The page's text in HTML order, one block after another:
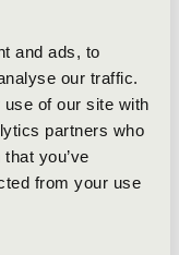
and ads, to
our traffic.
of our site with
partners who
you’ve
from your use